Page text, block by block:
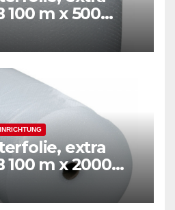
m x 500
mµ, 2-Schicht-
extra
100 m x 2000
mµ, 2-Schicht-